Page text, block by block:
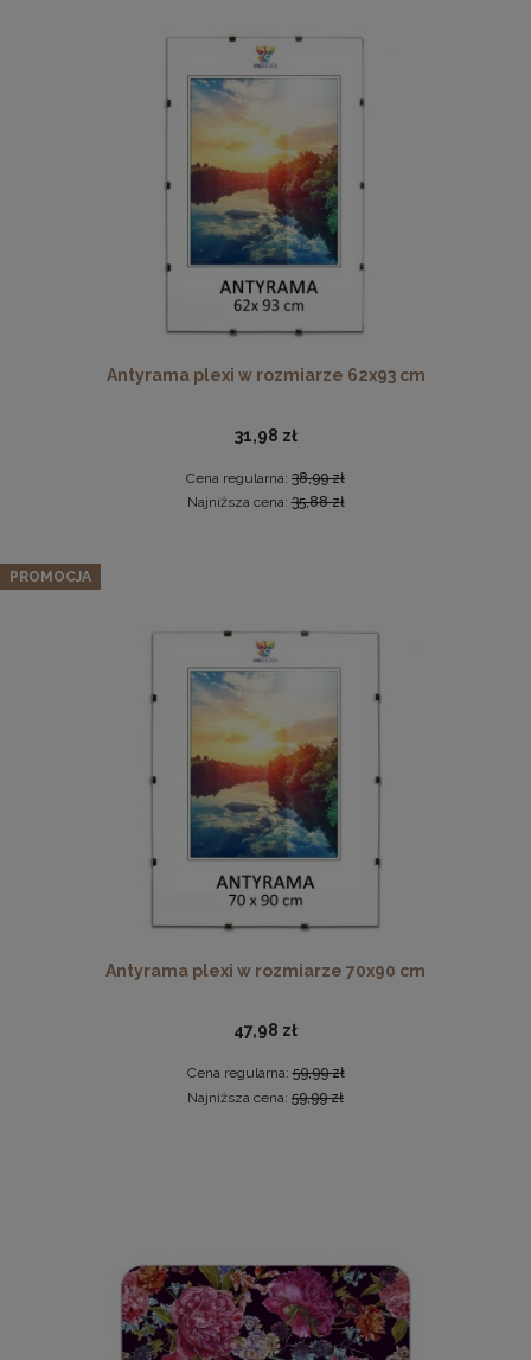
Twarda podkładka korkowa z nadrukiem w rozmiarze
DO KOSZYKA
Ramka na zdjęcia 35 x 50 cm czarna, z naturalnego drewna
37,99 zł
DO KOSZYKA
Antyrama plexi w rozmiarze 62x93 cm
31,98 zł
Cena regularna: 38,99 zł
Najniższa cena:35,88 zł
Antyrama plexi w rozmiarze 70x90 cm
47,98 zł
Cena regularna:59,99 zł
Najniższa cena: 59,99 zł
PROMOCJA